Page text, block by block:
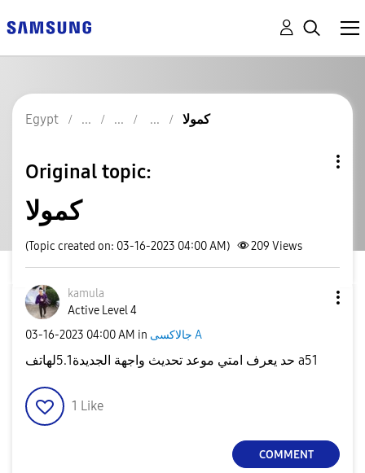
Egypt كمولا
Original topic:
كمولا
(Topic created on: 03-16-2023 04:00 AM) 209 Views
kamula
Active Level 4
‎03-16-2023 04:00 AM in جالاكسى A
حد يعرف امتي موعد تحديث واجهة الجديدة5.1لهاتف a51
1 Like
COMMENT